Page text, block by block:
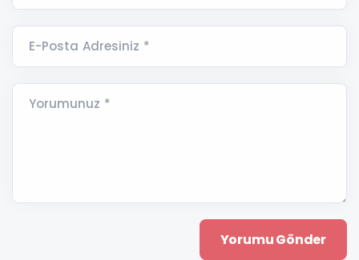
E-Posta Adresiniz *
Yorumunuz *